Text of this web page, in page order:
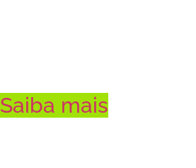
Saiba mais